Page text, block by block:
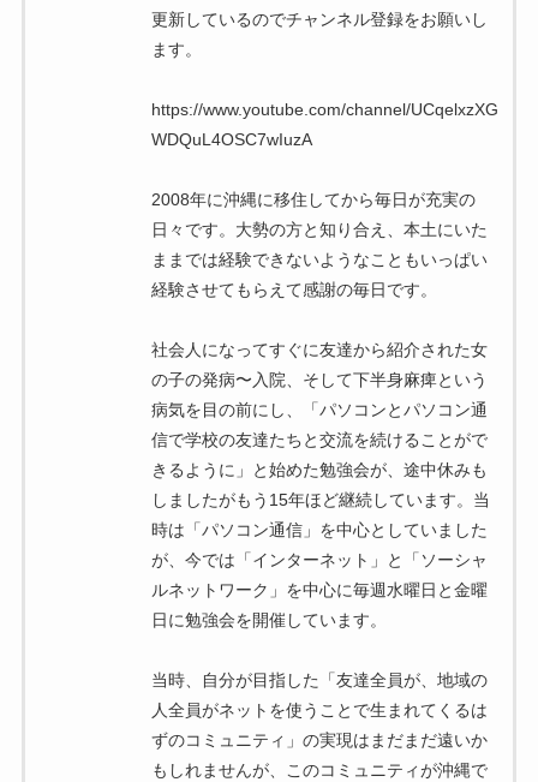
更新しているのでチャンネル登録をお願いし
ます。
https://www.youtube.com/channel/UCqelxzXG
WDQuL4OSC7wIuzA
2008年に沖縄に移住してから毎日が充実の
日々です。大勢の方と知り合え、本土にいた
ままでは経験できないようなこともいっぱい
経験させてもらえて感謝の毎日です。
社会人になってすぐに友達から紹介された女
の子の発病〜入院、そして下半身麻痺という
病気を目の前にし、「パソコンとパソコン通
信で学校の友達たちと交流を続けることがで
きるように」と始めた勉強会が、途中休みも
しましたがもう15年ほど継続しています。当
時は「パソコン通信」を中心としていました
が、今では「インターネット」と「ソーシャ
ルネットワーク」を中心に毎週水曜日と金曜
日に勉強会を開催しています。
当時、自分が目指した「友達全員が、地域の
人全員がネットを使うことで生まれてくるは
ずのコミュニティ」の実現はまだまだ遠いか
もしれませんが、このコミュニティが沖縄で